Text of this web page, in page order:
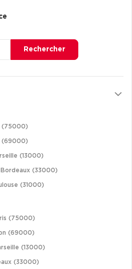
Rechercher
(75000)
(69000)
(13000)
(33000)
(31000)
(75000)
(69000)
(13000)
(33000)